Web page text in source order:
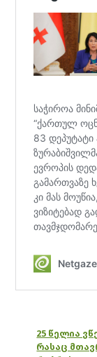
25 წელია
რასაც